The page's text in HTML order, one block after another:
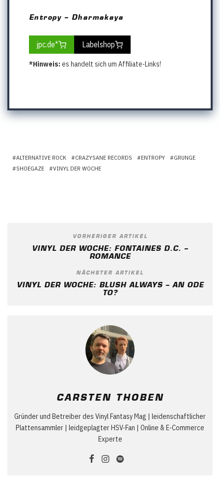
Entropy – Dharmakaya
jpc.de* Labelshop
*Hinweis: es handelt sich um Affiliate-Links!
ALTERNATIVE ROCK CRAZYSANE RECORDS ENTROPY
GRUNGE
SHOEGAZE
VINYL DER WOCHE
VORHERIGER ARTIKEL
VINYL DER WOCHE: FONTAINES D.C. –
ROMANCE
NÄCHSTER ARTIKEL
VINYL DER WOCHE: BLUSH ALWAYS – AN ODE
TO?
CARSTEN THOBEN
Gründer und Betreiber des Vinyl Fantasy Mag | leidenschaftlicher
Plattensammler | leidgeplagter HSV-Fan | Online & E-Commerce
Experte